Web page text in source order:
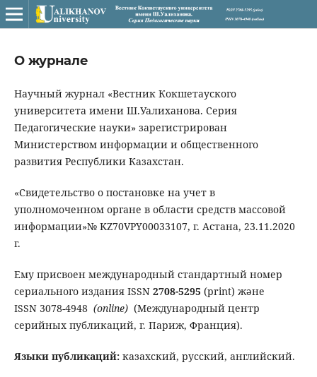
О журнале
Научный журнал «Вестник Кокшетауского
университета имени Ш.Уалиханова. Серия
Педагогические науки» зарегистрирован
Министерством информации и общественного
развития Республики Казахстан.
«Свидетельство о постановке на учет в
уполномоченном органе в области средств массовой
информации»№ KZ70VPY00033107, г. Астана, 23.11.2020
г.
Ему присвоен международный стандартный номер
сериального издания ISSN 2708-5295 (print) және
ISSN 3078-4948 (оnline)(Международный центр
серийных публикаций, г. Париж, Франция).
Языки публикаций: казахский, русский, английский.